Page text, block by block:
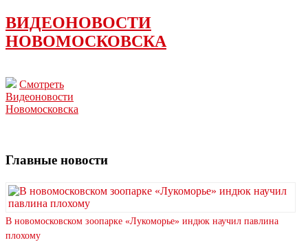
ВИДЕОНОВОСТИ
НОВОМОСКОВСКА
Смотреть
Видеоновости
Новомосковска
Главные новости
В новомосковском зоопарке «Лукоморье» индюк научил павлина
плохому